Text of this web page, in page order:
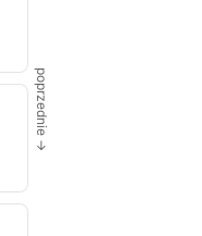
poprzednie →